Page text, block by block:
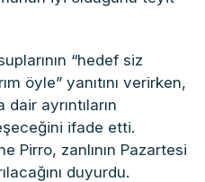
“hedef siz
öyle” yanıtını verirken,
ayrıntıların
ifade etti.
Pirro, zanlının Pazartesi
duyurdu.